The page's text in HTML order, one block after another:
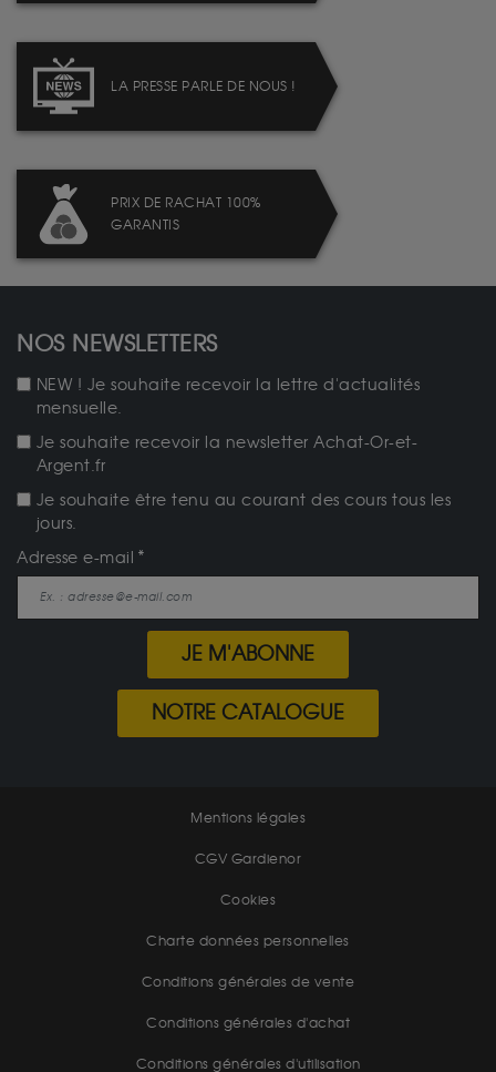
LA PRESSE PARLE DE NOUS !
PRIX DE RACHAT 100%
GARANTIS
NOS NEWSLETTERS
NEW ! Je souhaite recevoir la lettre d'actualités
mensuelle.
Je souhaite recevoir la newsletter Achat-Or-et-
Argent.fr
Je souhaite être tenu au courant des cours tous les
jours.
Adresse e-mail
JE M'ABONNE
NOTRE CATALOGUE
Mentions légales
CGV Gardienor
Cookies
Charte données personnelles
Conditions générales de vente
Conditions générales d'achat
Conditions générales d'utilisation